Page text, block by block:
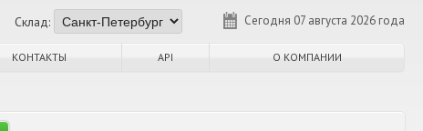
Сегодня 07 августа 2026 года
Склад:
КОНТАКТЫ API О КОМПАНИИ